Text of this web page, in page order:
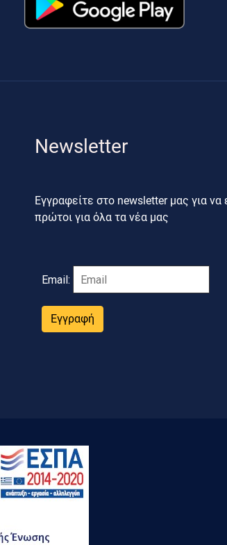
Newsletter
Εγγραφείτε στο newsletter μας για
πρώτοι για όλα τα νέα μας
Email:
Εγγραφή